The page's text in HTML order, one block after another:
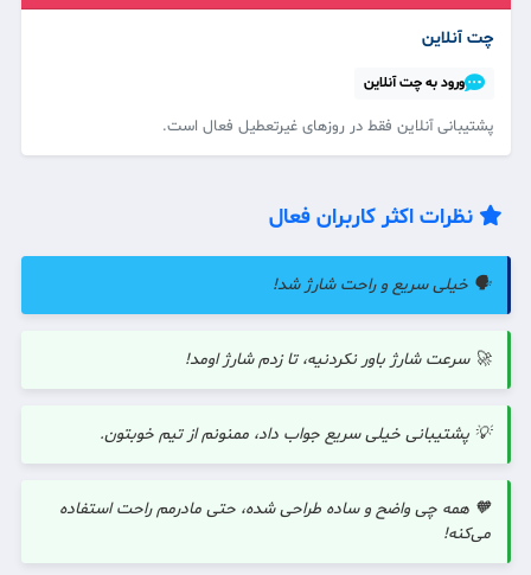
چت آنلاین
ورود به چت آنلاین
پشتیبانی آنلاین فقط در روزهای غیرتعطیل فعال است.
نظرات اکثر کاربران فعال
🗣️ خیلی سریع و راحت شارژ شد!
🚀 سرعت شارژ باور نکردنیه، تا زدم شارژ اومد!
💡 پشتیبانی خیلی سریع جواب داد، ممنونم از تیم خوبتون.
🧡 همه چی واضح و ساده طراحی شده، حتی مادرمم راحت استفاده
می‌کنه!